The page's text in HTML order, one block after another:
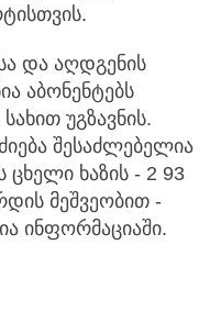
და აღდგენის
აბონენტებს
უგზავნის.
შესაძლებელია
ხაზის - 2 93
მეშვეობით -
ინფორმაციაში.